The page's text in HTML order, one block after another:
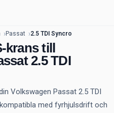
Passat 2.5 TDI Syncro
krans till
2.5 TDI
Volkswagen Passat 2.5 TDI
med fyrhjulsdrift och